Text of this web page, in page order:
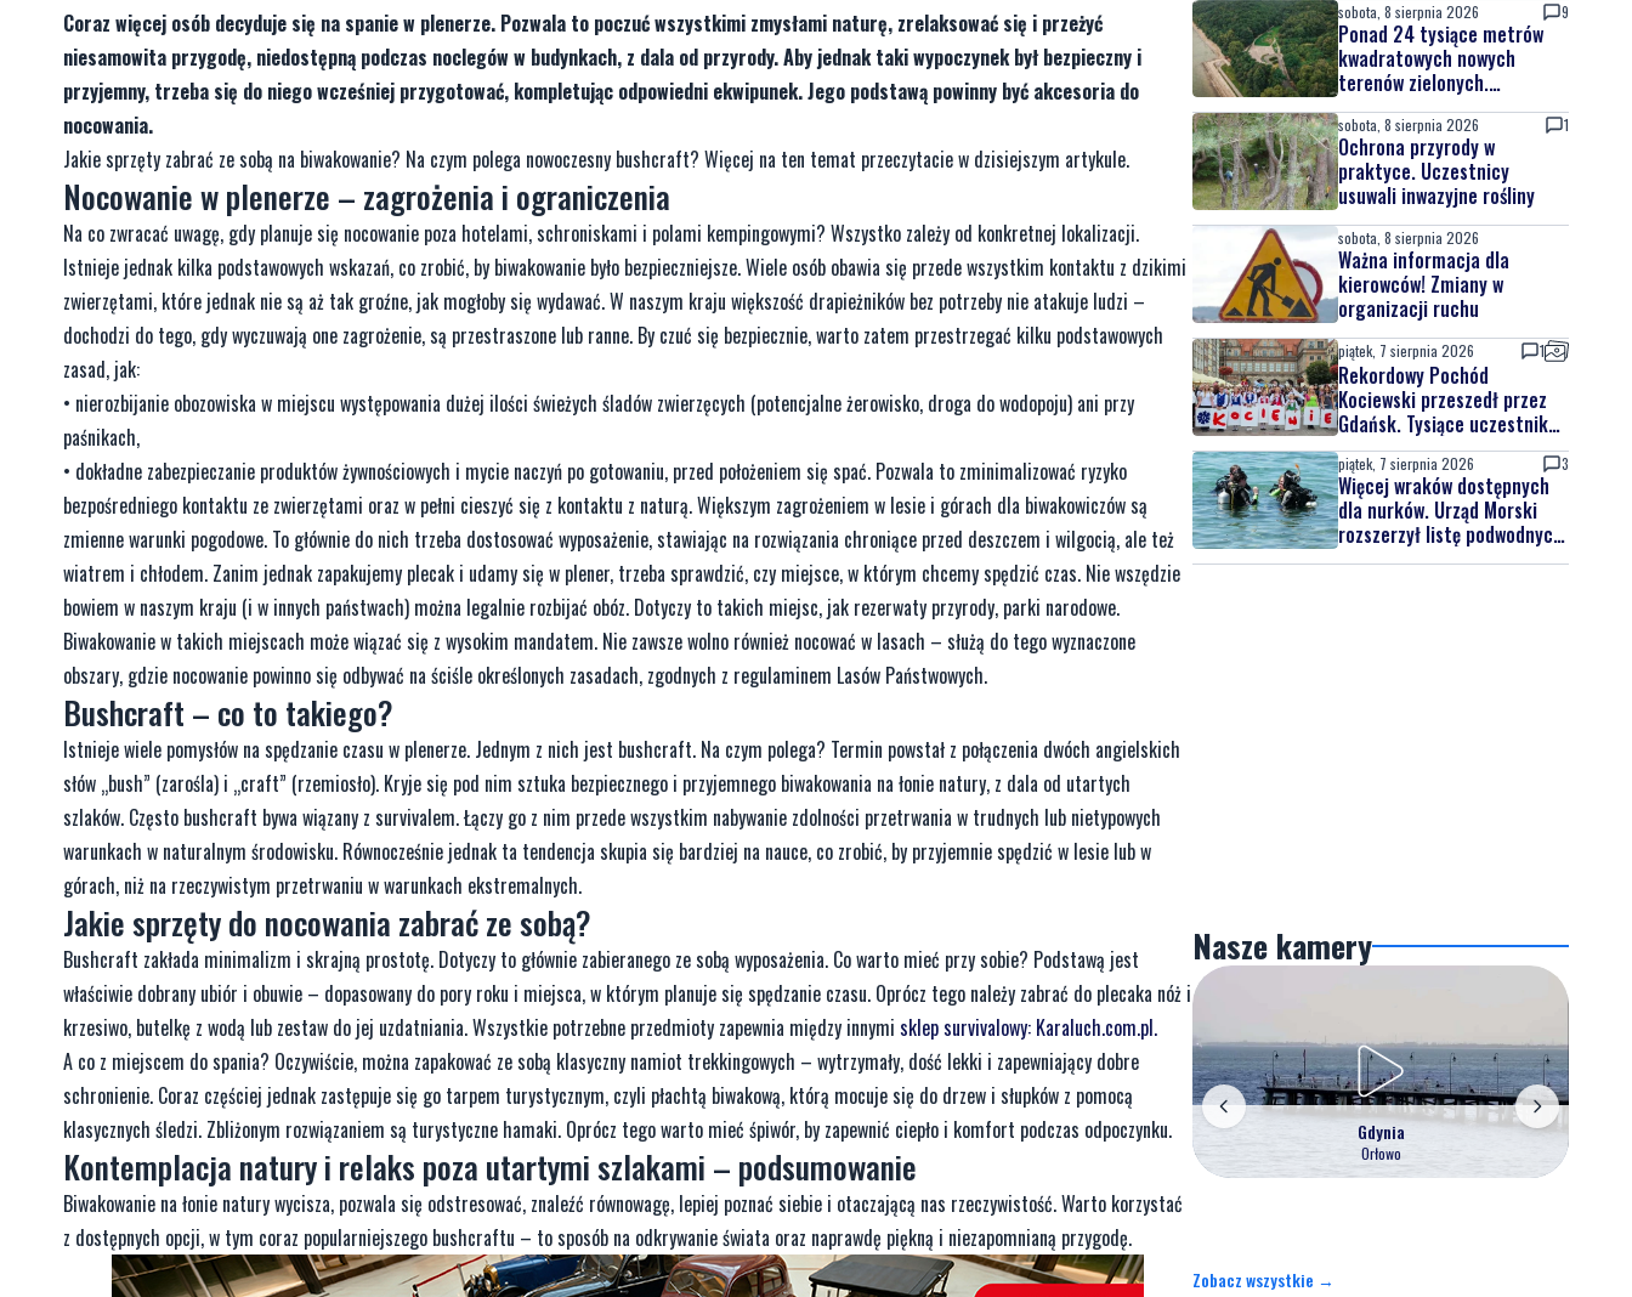
Coraz więcej osób decyduje się na spanie w plenerze. Pozwala to poczuć wszystkimi zmysłami naturę, zrelaksować się i przeżyć
niesamowita przygodę, niedostępną podczas noclegów w budynkach, z dala od przyrody. Aby jednak taki wypoczynek był bezpieczny i
przyjemny, trzeba się do niego wcześniej przygotować, kompletując odpowiedni ekwipunek. Jego podstawą powinny być akcesoria do
nocowania.
Jakie sprzęty zabrać ze sobą na biwakowanie? Na czym polega nowoczesny bushcraft? Więcej na ten temat przeczytacie w dzisiejszym artykule.
Nocowanie w plenerze – zagrożenia i ograniczenia
Na co zwracać uwagę, gdy planuje się nocowanie poza hotelami, schroniskami i polami kempingowymi? Wszystko zależy od konkretnej lokalizacji.
Istnieje jednak kilka podstawowych wskazań, co zrobić, by biwakowanie było bezpieczniejsze. Wiele osób obawia się przede wszystkim kontaktu z dzikimi
zwierzętami, które jednak nie są aż tak groźne, jak mogłoby się wydawać. W naszym kraju większość drapieżników bez potrzeby nie atakuje ludzi –
dochodzi do tego, gdy wyczuwają one zagrożenie, są przestraszone lub ranne. By czuć się bezpiecznie, warto zatem przestrzegać kilku podstawowych
zasad, jak:
• nierozbijanie obozowiska w miejscu występowania dużej ilości świeżych śladów zwierzęcych (potencjalne żerowisko, droga do wodopoju) ani przy
paśnikach,
• dokładne zabezpieczanie produktów żywnościowych i mycie naczyń po gotowaniu, przed położeniem się spać. Pozwala to zminimalizować ryzyko
bezpośredniego kontaktu ze zwierzętami oraz w pełni cieszyć się z kontaktu z naturą. Większym zagrożeniem w lesie i górach dla biwakowiczów są
zmienne warunki pogodowe. To głównie do nich trzeba dostosować wyposażenie, stawiając na rozwiązania chroniące przed deszczem i wilgocią, ale też
wiatrem i chłodem. Zanim jednak zapakujemy plecak i udamy się w plener, trzeba sprawdzić, czy miejsce, w którym chcemy spędzić czas. Nie wszędzie
bowiem w naszym kraju (i w innych państwach) można legalnie rozbijać obóz. Dotyczy to takich miejsc, jak rezerwaty przyrody, parki narodowe.
Biwakowanie w takich miejscach może wiązać się z wysokim mandatem. Nie zawsze wolno również nocować w lasach – służą do tego wyznaczone
obszary, gdzie nocowanie powinno się odbywać na ściśle określonych zasadach, zgodnych z regulaminem Lasów Państwowych.
Bushcraft – co to takiego?
Istnieje wiele pomysłów na spędzanie czasu w plenerze. Jednym z nich jest bushcraft. Na czym polega? Termin powstał z połączenia dwóch angielskich
słów „bush” (zarośla) i „craft” (rzemiosło). Kryje się pod nim sztuka bezpiecznego i przyjemnego biwakowania na łonie natury, z dala od utartych
szlaków. Często bushcraft bywa wiązany z survivalem. Łączy go z nim przede wszystkim nabywanie zdolności przetrwania w trudnych lub nietypowych
warunkach w naturalnym środowisku. Równocześnie jednak ta tendencja skupia się bardziej na nauce, co zrobić, by przyjemnie spędzić w lesie lub w
górach, niż na rzeczywistym przetrwaniu w warunkach ekstremalnych.
Jakie sprzęty do nocowania zabrać ze sobą?
Bushcraft zakłada minimalizm i skrajną prostotę. Dotyczy to głównie zabieranego ze sobą wyposażenia. Co warto mieć przy sobie? Podstawą jest
właściwie dobrany ubiór i obuwie – dopasowany do pory roku i miejsca, w którym planuje się spędzanie czasu. Oprócz tego należy zabrać do plecaka nóż i
krzesiwo, butelkę z wodą lub zestaw do jej uzdatniania. Wszystkie potrzebne przedmioty zapewnia między innymi sklep survivalowy: Karaluch.com.pl.
A co z miejscem do spania? Oczywiście, można zapakować ze sobą klasyczny namiot trekkingowych – wytrzymały, dość lekki i zapewniający dobre
schronienie. Coraz częściej jednak zastępuje się go tarpem turystycznym, czyli płachtą biwakową, którą mocuje się do drzew i słupków z pomocą
klasycznych śledzi. Zbliżonym rozwiązaniem są turystyczne hamaki. Oprócz tego warto mieć śpiwór, by zapewnić ciepło i komfort podczas odpoczynku.
Kontemplacja natury i relaks poza utartymi szlakami – podsumowanie
Biwakowanie na łonie natury wycisza, pozwala się odstresować, znaleźć równowagę, lepiej poznać siebie i otaczającą nas rzeczywistość. Warto korzystać
z dostępnych opcji, w tym coraz popularniejszego bushcraftu – to sposób na odkrywanie świata oraz naprawdę piękną i niezapomnianą przygodę.
sobota, 8 sierpnia 2026 9
Ponad 24 tysiące metrów
kwadratowych nowych
terenów zielonych.
Powstanie nowa przestrzeń
do wypoczynku
sobota, 8 sierpnia 2026 1
Ochrona przyrody w
praktyce. Uczestnicy
usuwali inwazyjne rośliny
sobota, 8 sierpnia 2026
Ważna informacja dla
kierowców! Zmiany w
organizacji ruchu
piątek, 7 sierpnia 2026 1
Rekordowy Pochód
Kociewski przeszedł przez
Gdańsk. Tysiące uczestników
na jubileuszowej edycji
piątek, 7 sierpnia 2026 3
Więcej wraków dostępnych
dla nurków. Urząd Morski
rozszerzył listę podwodnych
atrakcji
Nasze kamery
Gdynia
Orłowo
Zobacz wszystkie →